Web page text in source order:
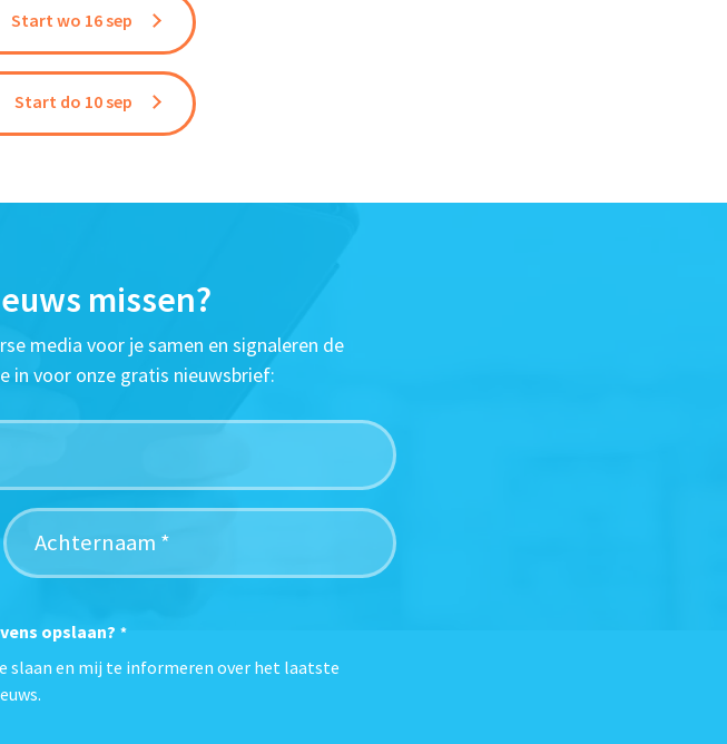
Start wo 16 sep
Start do 10 sep
missen?
media voor je samen en signaleren de
in voor onze gratis nieuwsbrief:
opslaan? *
slaan en mij te informeren over het laatste